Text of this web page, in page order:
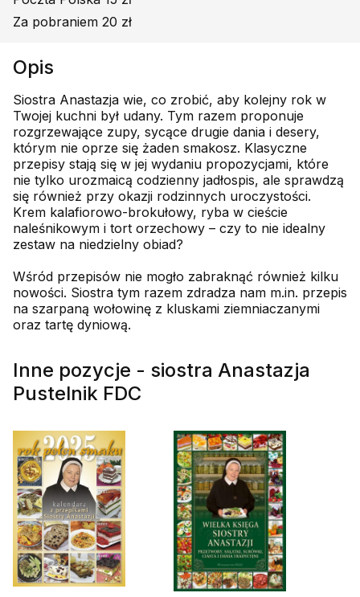
Za pobraniem 20 zł
Opis
Siostra Anastazja wie, co zrobić, aby kolejny rok w
Twojej kuchni był udany. Tym razem proponuje
rozgrzewające zupy, sycące drugie dania i desery,
którym nie oprze się żaden smakosz. Klasyczne
przepisy stają się w jej wydaniu propozycjami, które
nie tylko urozmaicą codzienny jadłospis, ale sprawdzą
się również przy okazji rodzinnych uroczystości.
Krem kalafiorowo-brokułowy, ryba w cieście
naleśnikowym i tort orzechowy – czy to nie idealny
zestaw na niedzielny obiad?
Wśród przepisów nie mogło zabraknąć również kilku
nowości. Siostra tym razem zdradza nam m.in. przepis
na szarpaną wołowinę z kluskami ziemniaczanymi
oraz tartę dyniową.
Inne pozycje - siostra Anastazja
Pustelnik FDC